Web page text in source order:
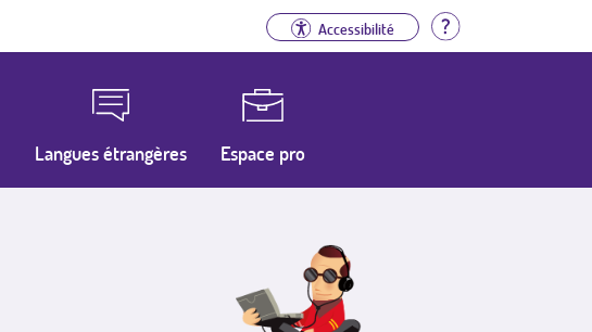
Accessibilité Aide
Langues étrangères Espace pro